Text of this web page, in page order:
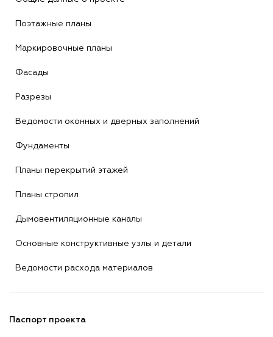
Поэтажные планы
Маркировочные планы
Фасады
Разрезы
Ведомости оконных и дверных заполнений
Фундаменты
Планы перекрытий этажей
Планы стропил
Дымовентиляционные каналы
Основные конструктивные узлы и детали
Ведомости расхода материалов
Паспорт проекта